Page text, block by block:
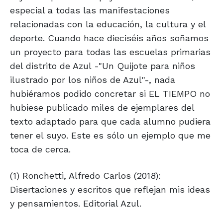
especial a todas las manifestaciones
relacionadas con la educación, la cultura y el
deporte. Cuando hace dieciséis años soñamos
un proyecto para todas las escuelas primarias
del distrito de Azul -"Un Quijote para niños
ilustrado por los niños de Azul"-, nada
hubiéramos podido concretar si EL TIEMPO no
hubiese publicado miles de ejemplares del
texto adaptado para que cada alumno pudiera
tener el suyo. Este es sólo un ejemplo que me
toca de cerca.
(1) Ronchetti, Alfredo Carlos (2018):
Disertaciones y escritos que reflejan mis ideas
y pensamientos. Editorial Azul.